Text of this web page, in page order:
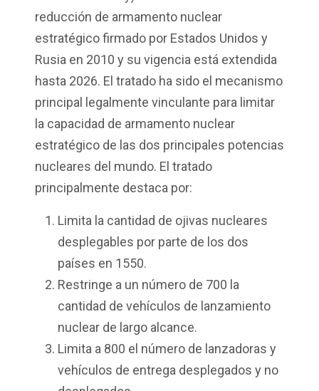
reducción de armamento nuclear
estratégico firmado por Estados Unidos y
Rusia en 2010 y su vigencia está extendida
hasta 2026. El tratado ha sido el mecanismo
principal legalmente vinculante para limitar
la capacidad de armamento nuclear
estratégico de las dos principales potencias
nucleares del mundo. El tratado
principalmente destaca por:
Limita la cantidad de ojivas nucleares
desplegables por parte de los dos
países en 1550.
Restringe a un número de 700 la
cantidad de vehículos de lanzamiento
nuclear de largo alcance.
Limita a 800 el número de lanzadoras y
vehículos de entrega desplegados y no